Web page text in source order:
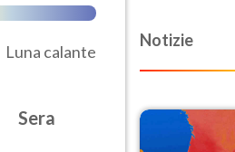
Luna calante
Sera
Notizie